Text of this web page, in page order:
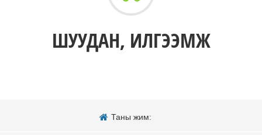
ШУУДАН, ИЛГЭЭМЖ
Таны жим: